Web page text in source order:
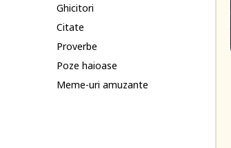
Ghicitori
Citate
Proverbe
Poze haioase
Meme-uri amuzante